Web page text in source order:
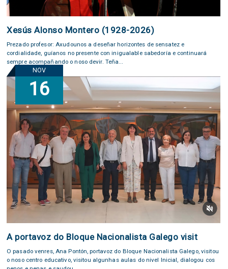
Xesús Alonso Montero (1928-2026)
Prezado profesor: Axudounos a deseñar horizontes de sensatez e
cordialidade, guíanos no presente con inigualable sabedoría e continuará
sempre acompañando o noso devir. Teña...
NOV
16
A portavoz do Bloque Nacionalista Galego visit
O pasado venres, Ana Pontón, portavoz do Bloque Nacionalista Galego, visitou
o noso centro educativo, visitou algunhas aulas do nivel Inicial, dialogou cos